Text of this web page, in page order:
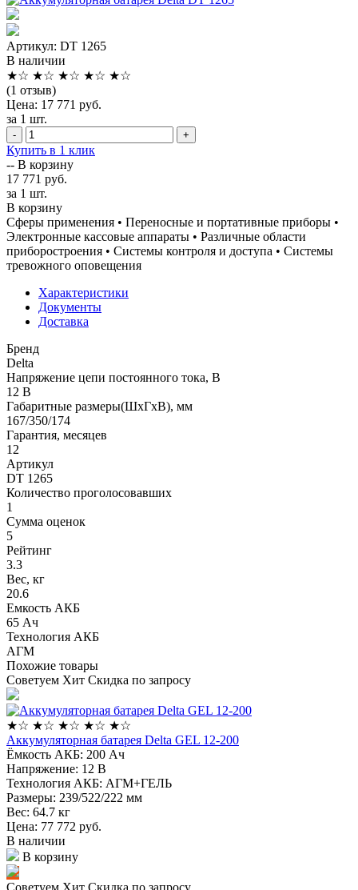
Артикул: DT 1265
В наличии
★☆ ★☆ ★☆ ★☆ ★☆
(1 отзыв)
Цена: 17 771 руб.
за 1 шт.
- +
Купить в 1 клик
-- В корзину
17 771 руб.
за 1 шт.
В корзину
Сферы применения • Переносные и портативные приборы •
Электронные кассовые аппараты • Различные области
приборостроения • Системы контроля и доступа • Системы
тревожного оповещения
Характеристики
Документы
Доставка
Бренд
Delta
Напряжение цепи постоянного тока, В
12 В
Габаритные размеры(ШxГxВ), мм
167/350/174
Гарантия, месяцев
12
Артикул
DT 1265
Количество проголосовавших
1
Сумма оценок
5
Рейтинг
3.3
Вес, кг
20.6
Емкость АКБ
65 Ач
Технология АКБ
AГM
Похожие товары
Советуем Хит Скидка по запросу
★☆ ★☆ ★☆ ★☆ ★☆
Аккумуляторная батарея Delta GEL 12-200
Ёмкость АКБ: 200 Ач
Напряжение: 12 В
Технология АКБ: AГM+ГЕЛЬ
Размеры: 239/522/222 мм
Вес: 64.7 кг
Цена: 77 772 руб.
В наличии
В корзину
Советуем Хит Скидка по запросу